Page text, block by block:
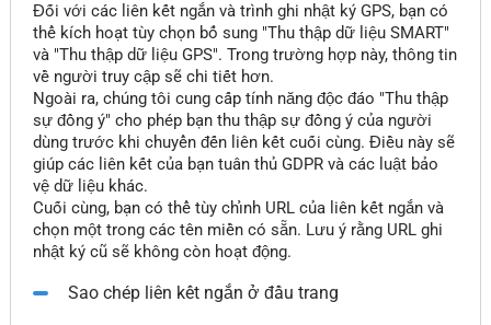
Đối với các liên kết ngắn và trình ghi nhật ký GPS, bạn có
thể kích hoạt tùy chọn bổ sung "Thu thập dữ liệu SMART"
và "Thu thập dữ liệu GPS". Trong trường hợp này, thông tin
về người truy cập sẽ chi tiết hơn.
Ngoài ra, chúng tôi cung cấp tính năng độc đáo "Thu thập
sự đồng ý" cho phép bạn thu thập sự đồng ý của người
dùng trước khi chuyển đến liên kết cuối cùng. Điều này sẽ
giúp các liên kết của bạn tuân thủ GDPR và các luật bảo
vệ dữ liệu khác.
Cuối cùng, bạn có thể tùy chỉnh URL của liên kết ngắn và
chọn một trong các tên miền có sẵn. Lưu ý rằng URL ghi
nhật ký cũ sẽ không còn hoạt động.
Sao chép liên kết ngắn ở đầu trang